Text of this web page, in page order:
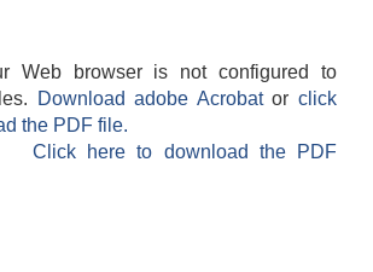
Web browser is not configured to
Download adobe Acrobatorclick
the PDF file.
Click here to download the PDF